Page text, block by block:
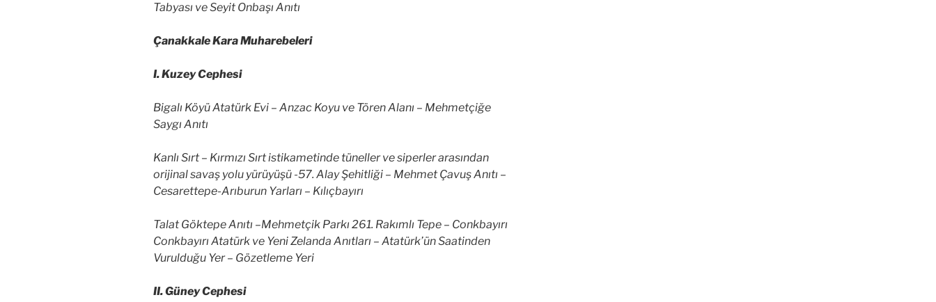
Tabyası ve Seyit Onbaşı Anıtı
Çanakkale Kara Muharebeleri
I. Kuzey Cephesi
Bigalı Köyü Atatürk Evi – Anzac Koyu ve Tören Alanı – Mehmetçiğe
Saygı Anıtı
Kanlı Sırt – Kırmızı Sırt istikametinde tüneller ve siperler arasından
orijinal savaş yolu yürüyüşü -57. Alay Şehitliği – Mehmet Çavuş Anıtı –
Cesarettepe-Arıburun Yarları – Kılıçbayırı
Talat Göktepe Anıtı –Mehmetçik Parkı 261. Rakımlı Tepe – Conkbayırı
Conkbayırı Atatürk ve Yeni Zelanda Anıtları – Atatürk’ün Saatinden
Vurulduğu Yer – Gözetleme Yeri
II. Güney Cephesi